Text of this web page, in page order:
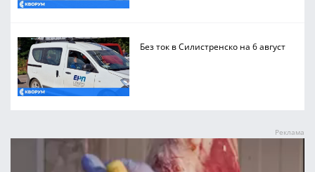
Без ток в Силистренско на 6 август